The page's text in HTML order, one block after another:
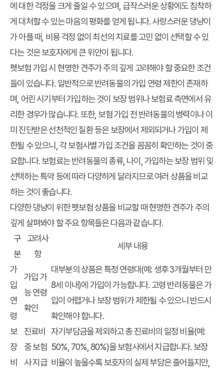
에 대한 걱정을 크게 줄일 수 있으며, 급작스러운 상황에도 침착하
게 대처할 수 있는 마음의 평화를 얻게 됩니다. 사랑스러운 댕냥이
가 아플 때, 비용 걱정 없이 최선의 치료를 고민 없이 선택할 수 있
다는 것은 보호자에게 큰 위안이 됩니다.
펫보험 가입 시 현명한 견주가 주의 깊게 고려해야 할 중요한 조건
들이 있습니다. 일반적으로 반려동물의 가입 연령 제한이 존재하
며, 어린 시기부터 가입하는 것이 보장 범위나 보험료 측면에서 유
리한 경우가 많습니다. 또한, 보험 가입 전 반려동물의 병력이나 이
미 진단받은 선천적인 질환 등은 보장에서 제외되거나 가입이 제
한될 수 있으니, 각 보험사별 가입 조건을 꼼꼼히 확인하는 것이 중
요합니다. 보험료는 반려동물의 종류, 나이, 가입하는 보장 범위 및
선택하는 특약 등에 따라 다양하게 달라지므로 여러 상품을 비교
하는 것이 좋습니다.
다양한 댕냥이 위한 펫보험 상품을 비교할 때 현명한 견주가 주의
깊게 살펴봐야 할 주요 항목들은 다음과 같습니다.
구
분
고려사
항
세부 내용
가
입
연
령
가입 가
능 연령
확인
대부분의 상품은 특정 연령대(예: 생후 3개월부터 만
8세 이내)에 가입이 가능합니다. 고령 반려동물은 가
입이 어렵거나 보장 범위가 제한될 수 있으니 반드시
확인해야 합니다.
보
장
비
진료비
중 보험
사 지급
자기부담금을 제외하고 총 진료비의 일정 비율(예:
50%, 70%, 80%)을 보험사에서 지급합니다. 보장
비율이 높을수록 보호자의 실제 부담은 줄어들지만,